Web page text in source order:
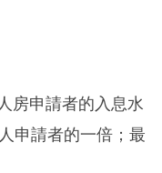
房申請者的入息水
申請者的一倍；最